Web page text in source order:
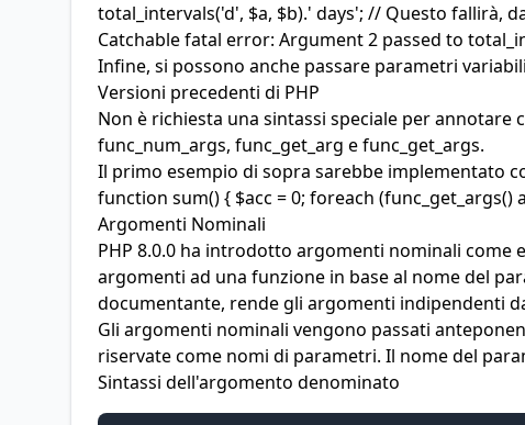
total_intervals('d', $a, $b).' days'; // Questo fallirà,
Catchable fatal error: Argument 2 passed to
Infine, si possono anche passare parametri variabili
Versioni precedenti di PHP
Non è richiesta una sintassi speciale per
func_num_args, func_get_arg e func_get_args.
Il primo esempio di sopra sarebbe implementato
function sum() { $acc = 0; foreach (func_get_args()
Argomenti Nominali
PHP 8.0.0 ha introdotto argomenti nominali
argomenti ad una funzione in base al nome del
documentante, rende gli argomenti indipendenti
Gli argomenti nominali vengono passati
riservate come nomi di parametri. Il nome del
Sintassi dell'argomento denominato